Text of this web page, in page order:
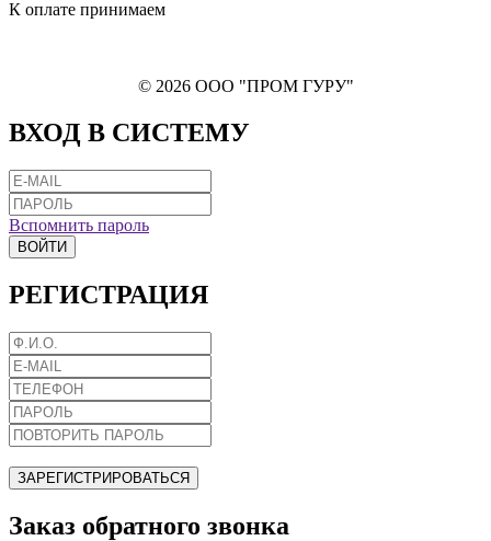
К оплате принимаем
© 2026 ООО "ПРОМ ГУРУ"
ВХОД В СИСТЕМУ
Вспомнить пароль
ВОЙТИ
РЕГИСТРАЦИЯ
ЗАРЕГИСТРИРОВАТЬСЯ
Заказ обратного звонка